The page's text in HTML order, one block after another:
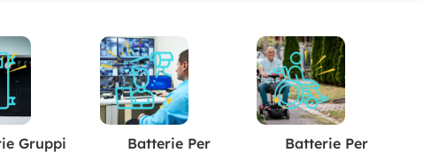
Gruppi
Batterie Per
Batterie Per